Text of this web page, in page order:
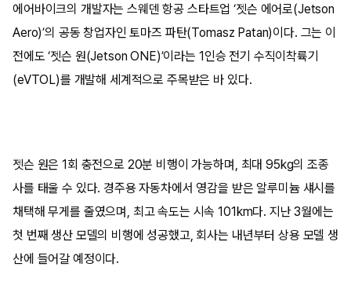
에어바이크의 개발자는 스웨덴 항공 스타트업 ‘젯슨 에어로(Jetson
Aero)’의 공동 창업자인 토마즈 파탄(Tomasz Patan)이다. 그는 이
전에도 ‘젯슨 원(Jetson ONE)’이라는 1인승 전기 수직이착륙기
(eVTOL)를 개발해 세계적으로 주목받은 바 있다.
젯슨 원은 1회 충전으로 20분 비행이 가능하며, 최대 95kg의 조종
사를 태울 수 있다. 경주용 자동차에서 영감을 받은 알루미늄 섀시를
채택해 무게를 줄였으며, 최고 속도는 시속 101km다. 지난 3월에는
첫 번째 생산 모델의 비행에 성공했고, 회사는 내년부터 상용 모델 생
산에 들어갈 예정이다.